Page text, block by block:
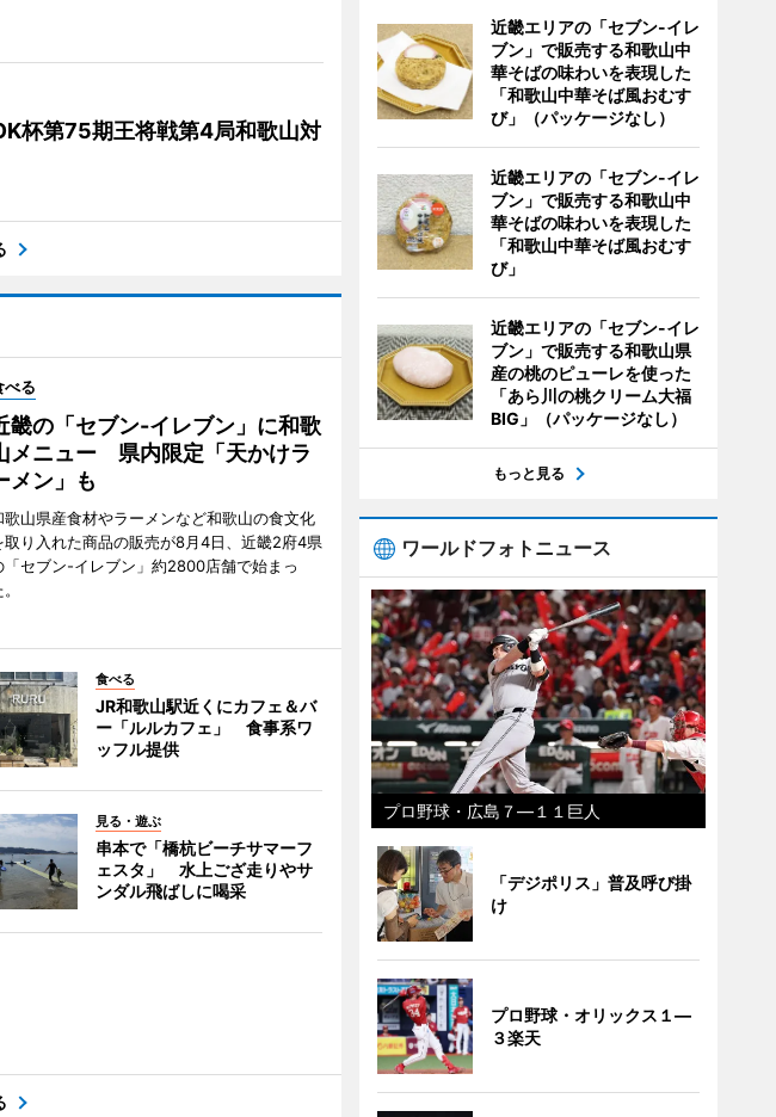
杯第75期王将戦第4局和歌山対
べる
畿の「セブン-イレブン」に和歌
メニュー 県内限定「天かけラ
メン」も
歌山県産食材やラーメンなど和歌山の食文化
取り入れた商品の販売が8月4日、近畿2府4県
「セブン-イレブン」約2800店舗で始まっ
食べる
JR和歌山駅近くにカフェ＆バ
ー「ルルカフェ」 食事系ワ
ッフル提供
見る・遊ぶ
串本で「橋杭ビーチサマーフ
ェスタ」 水上ござ走りやサ
ンダル飛ばしに喝采
近畿エリアの「セブン-イレ
ブン」で販売する和歌山中
華そばの味わいを表現した
「和歌山中華そば風おむす
び」（パッケージなし）
近畿エリアの「セブン-イレ
ブン」で販売する和歌山中
華そばの味わいを表現した
「和歌山中華そば風おむす
び」
近畿エリアの「セブン-イレ
ブン」で販売する和歌山県
産の桃のピューレを使った
「あら川の桃クリーム大福
BIG」（パッケージなし）
もっと見る
ワールドフォトニュース
プロ野球・広島７―１１巨人
「デジポリス」普及呼び掛
け
プロ野球・オリックス１―
３楽天